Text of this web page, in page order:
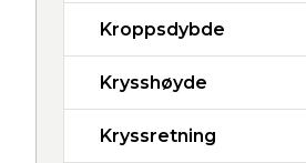
Kroppsdybde
Krysshøyde
Kryssretning